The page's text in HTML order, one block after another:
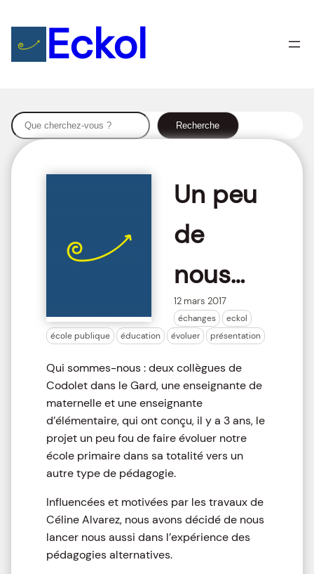
au
contenu
Eckol
S
e
a
r
Recherche
Un peu
de
nous…
12 mars 2017
échanges
eckol
école publique
éducation évoluer présentation
Qui sommes-nous : deux collègues de
Codolet dans le Gard, une enseignante de
maternelle et une enseignante
d’élémentaire, qui ont conçu, il y a 3 ans, le
projet un peu fou de faire évoluer notre
école primaire dans sa totalité vers un
autre type de pédagogie.
Influencées et motivées par les travaux de
Céline Alvarez, nous avons décidé de nous
lancer nous aussi dans l’expérience des
pédagogies alternatives.